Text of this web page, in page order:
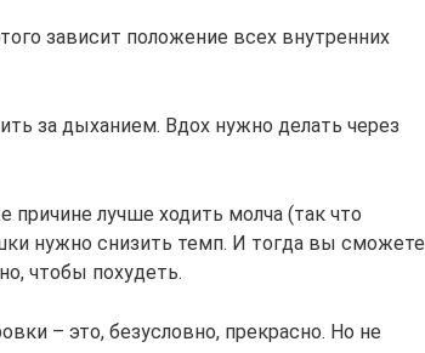
зависит положение всех внутренних
за дыханием. Вдох нужно делать через
лучше ходить молча (так что
нужно снизить темп. И тогда вы сможете
чтобы похудеть.
– это, безусловно, прекрасно. Но не